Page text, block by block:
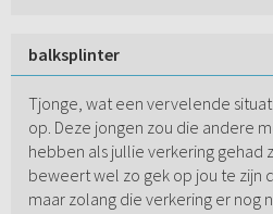
balksplinter
Tjonge, wat een vervelende
op. Deze jongen zou die andere
hebben als jullie verkering gehad
beweert wel zo gek op jou te zijn
maar zolang die verkering er nog